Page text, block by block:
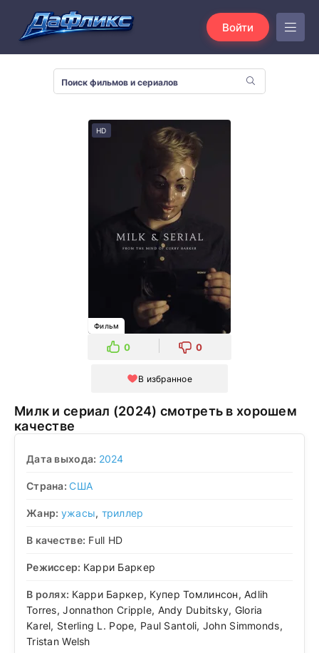
Войти
HD
Фильм
0 0
В избранное
Милк и сериал (2024) смотреть в хорошем
качестве
Дата выхода: 2024
Страна:США
Жанр: ужасы, триллер
В качестве: Full HD
Режиссер: Карри Баркер
В ролях: Карри Баркер, Купер Томлинсон, Adlih
Torres, Jonnathon Cripple, Andy Dubitsky, Gloria
Karel, Sterling L. Pope, Paul Santoli, John Simmonds,
Tristan Welsh